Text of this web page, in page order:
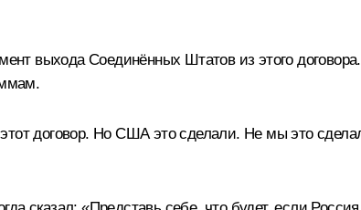
выхода Соединённых Штатов из этого
договор. Но США это сделали. Не мы это